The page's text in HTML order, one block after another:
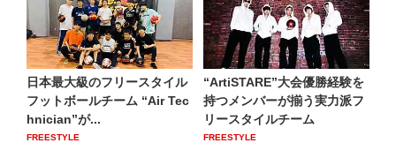
日本最大級のフリースタイル
フットボールチーム “Air Tec
hnician”が...
FREESTYLE
“ArtiSTARE”大会優勝経験を
持つメンバーが揃う実力派フ
リースタイルチーム
FREESTYLE